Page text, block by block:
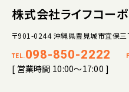
株式会社ライフコー
〒901-0244 沖縄県豊見城市宜保三
TEL. 098-850-2222
[ 営業時間 10:00～17:00 ]